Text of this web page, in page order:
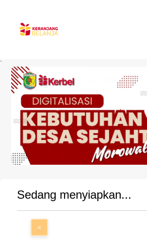
`
Sedang menyiapkan...
<